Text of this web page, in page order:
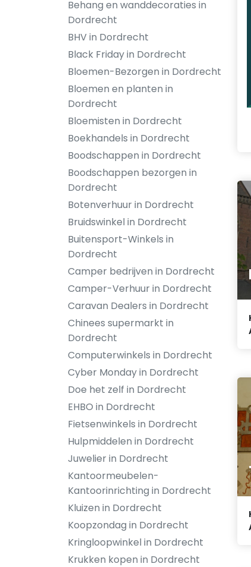
Behang en wanddecoraties in
Dordrecht
BHV in Dordrecht
Black Friday in Dordrecht
Bloemen-Bezorgen in Dordrecht
Bloemen en planten in
Dordrecht
Bloemisten in Dordrecht
Boekhandels in Dordrecht
Boodschappen in Dordrecht
Boodschappen bezorgen in
Dordrecht
Botenverhuur in Dordrecht
Bruidswinkel in Dordrecht
Buitensport-Winkels in
Dordrecht
Camper bedrijven in Dordrecht
Camper-Verhuur in Dordrecht
Caravan Dealers in Dordrecht
Chinees supermarkt in
Dordrecht
Computerwinkels in Dordrecht
Cyber Monday in Dordrecht
Doe het zelf in Dordrecht
EHBO in Dordrecht
Fietsenwinkels in Dordrecht
Hulpmiddelen in Dordrecht
Juwelier in Dordrecht
Kantoormeubelen-
Kantoorinrichting in Dordrecht
Kluizen in Dordrecht
Koopzondag in Dordrecht
Kringloopwinkel in Dordrecht
Krukken kopen in Dordrecht